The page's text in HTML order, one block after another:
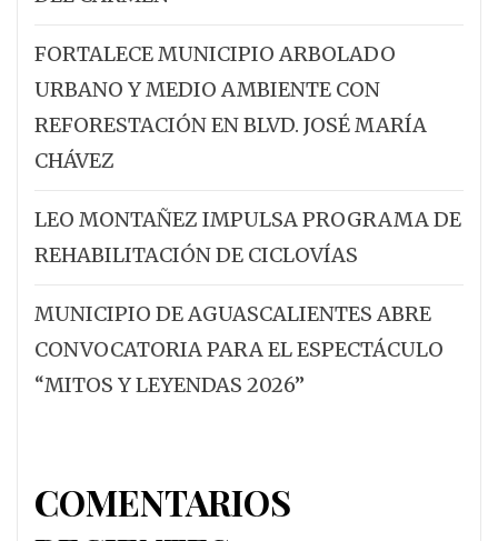
FORTALECE MUNICIPIO ARBOLADO
URBANO Y MEDIO AMBIENTE CON
REFORESTACIÓN EN BLVD. JOSÉ MARÍA
CHÁVEZ
LEO MONTAÑEZ IMPULSA PROGRAMA DE
REHABILITACIÓN DE CICLOVÍAS
MUNICIPIO DE AGUASCALIENTES ABRE
CONVOCATORIA PARA EL ESPECTÁCULO
“MITOS Y LEYENDAS 2026”
COMENTARIOS